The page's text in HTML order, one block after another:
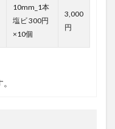
10mm_1本
塩ビ 300円
×10個
3,000
円